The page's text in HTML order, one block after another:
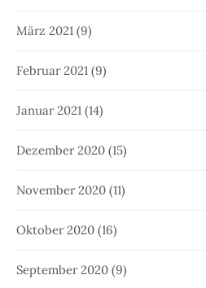
März 2021 (9)
Februar 2021 (9)
Januar 2021 (14)
Dezember 2020 (15)
November 2020 (11)
Oktober 2020 (16)
September 2020 (9)